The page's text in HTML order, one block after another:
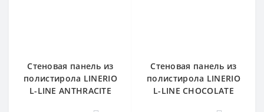
Стеновая панель из
полистирола LINERIO
L-LINE ANTHRACITE
Стеновая панель из
полистирола LINERIO
L-LINE CHOCOLATE